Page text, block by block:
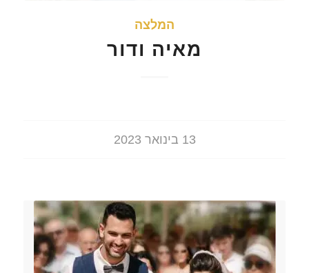
המלצה
מאיה ודור
13 בינואר 2023